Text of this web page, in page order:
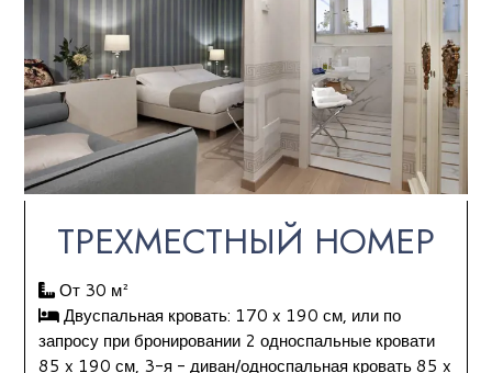
ТРЕХМЕСТНЫЙ НОМЕР
От 30 м²
Двуспальная кровать: 170 x 190 см, или по
запросу при бронировании 2 односпальные кровати
85 x 190 см, 3-я - диван/односпальная кровать 85 x